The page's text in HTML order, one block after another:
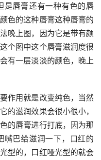
是唇膏还有一种有色的唇
色的这种唇膏这种唇膏的
晚上图，因为它是带有颜
个图中这个唇膏滋润度很
有一层淡淡的颜色，晚上
作用就是改变纯色，当然
的滋润效果会很小很小，
的唇膏进行打底，因为那
嘴巴给滋润一下，口红的
型的，口红哑光型的就会